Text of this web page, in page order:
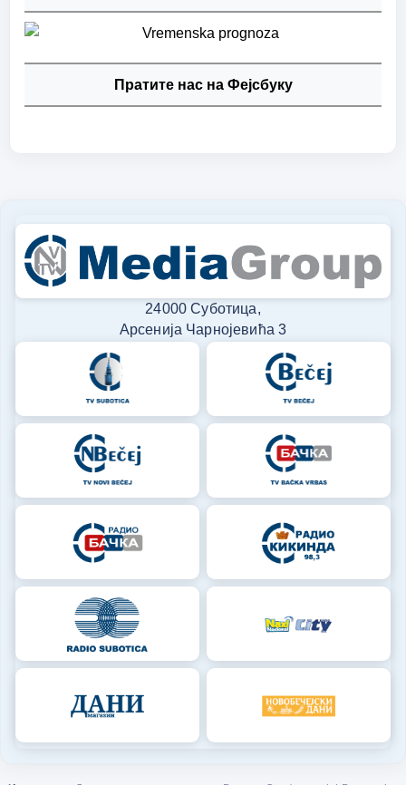
Пратите нас на Фејсбуку
24000 Суботица,
Арсенија Чарнојевића 3